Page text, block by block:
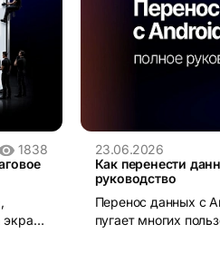
1838
23.06.2026
Как перенести
руководство
Перенос данных с
пугает многих